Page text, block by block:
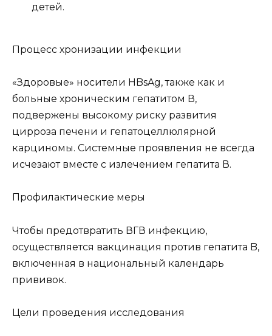
детей.
Процесс хронизации инфекции
«Здоровые» носители HBsAg, также как и
больные хроническим гепатитом В,
подвержены высокому риску развития
цирроза печени и гепатоцеллюлярной
карциномы. Системные проявления не всегда
исчезают вместе с излечением гепатита В.
Профилактические меры
Чтобы предотвратить ВГВ инфекцию,
осуществляется вакцинация против гепатита B,
включенная в национальный календарь
прививок.
Цели проведения исследования